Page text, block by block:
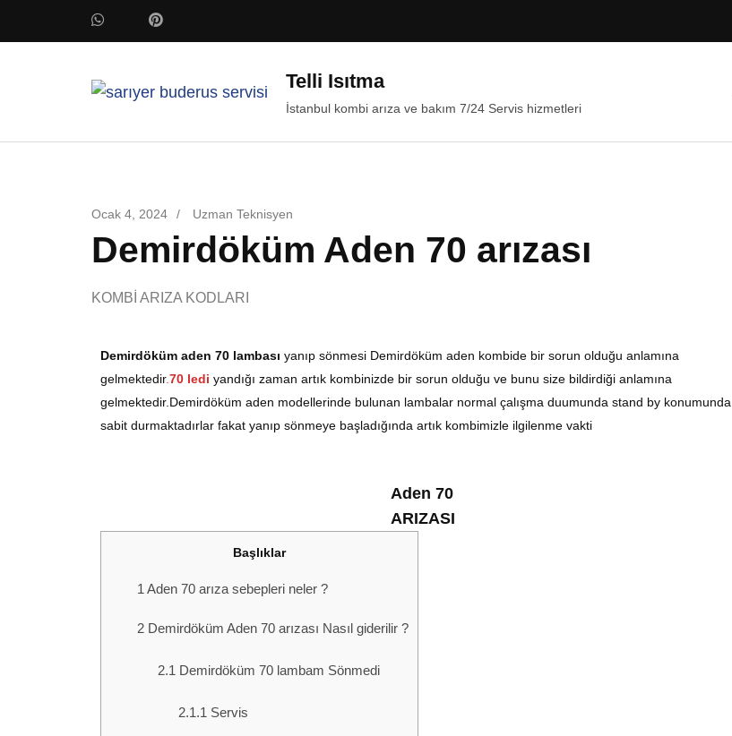
Telli Isıtma
İstanbul kombi arıza ve bakım 7/24 Servis hizmetleri
Ocak 4, 2024 / Uzman Teknisyen
Demirdöküm Aden 70 arızası
KOMBİ ARIZA KODLARI
Demirdöküm aden 70 lambası yanıp sönmesi Demirdöküm aden kombide bir sorun olduğu anlamına
gelmektedir.70 ledi yandığı zaman artık kombinizde bir sorun olduğu ve bunu size bildirdiği anlamına
gelmektedir.Demirdöküm aden modellerinde bulunan lambalar normal çalışma duumunda stand by konumunda
sabit durmaktadırlar fakat yanıp sönmeye başladığında artık kombimizle ilgilenme vakti
Aden 70
ARIZASI
Başlıklar
1 Aden 70 arıza sebepleri neler ?
2 Demirdöküm Aden 70 arızası Nasıl giderilir ?
2.1 Demirdöküm 70 lambam Sönmedi
2.1.1 Servis